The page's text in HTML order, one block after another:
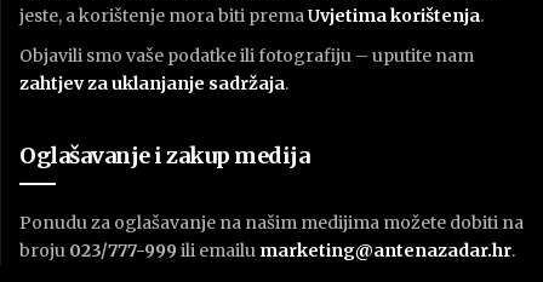
jeste, a korištenje mora biti premaUvjetima korištenja.
Objavili smo vaše podatke ili fotografiju – uputite nam
zahtjev za uklanjanje sadržaja.
Oglašavanje i zakup medija
Ponudu za oglašavanje na našim medijima možete dobiti na
broju 023/777-999 ili emailu marketing@antenazadar.hr.